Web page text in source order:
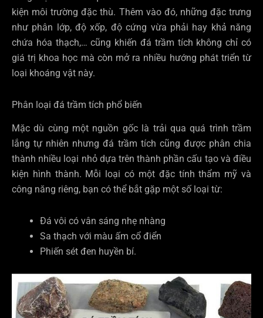
kiện môi trường đặc thù. Thêm vào đó, những đặc trưng
như phân lớp, độ xốp, độ cứng vừa phải hay khả năng
chứa hóa thạch,… cũng khiến đá trầm tích không chỉ có
giá trị khoa học mà còn mở ra nhiều hướng phát triển từ
loại khoáng vật này.
Phân loại đá trầm tích phổ biến
Mặc dù cùng một nguồn gốc là trải qua quá trình trầm
lắng tự nhiên nhưng đá trầm tích cũng được phân chia
thành nhiều loại nhỏ dựa trên thành phần cấu tạo và điều
kiện hình thành. Mỗi loại có một đặc tính thẩm mỹ và
công năng riêng, bạn có thể bắt gặp một số loại từ:
Đá vôi có vân sáng nhẹ nhàng
Sa thạch với màu ấm cổ điển
Phiến sét đen huyền bí.